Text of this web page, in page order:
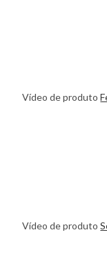
Vídeo de produto
Vídeo de produto